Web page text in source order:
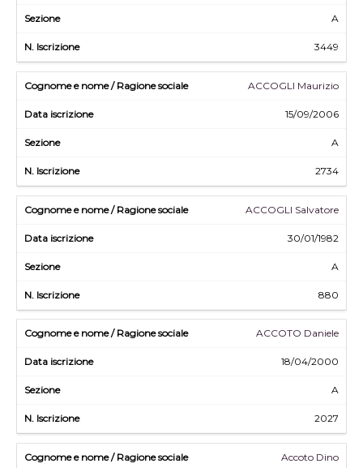
A
3449
ACCOGLI Maurizio
15/09/2006
A
2734
ACCOGLI Salvatore
30/01/1982
A
880
ACCOTO Daniele
18/04/2000
A
2027
Accoto Dino